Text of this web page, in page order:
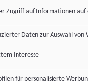
Zugriff auf Informationen auf
Daten zur Auswahl von
Interesse
für personalisierte